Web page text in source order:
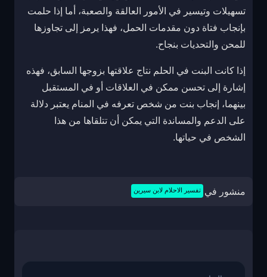
تسهيلات وتيسير في الأمور العالقة والصعبة، أما إذا حلمت
بإنجاب فتاة دون مقدمات الحمل، فهذا يرمز إلى تجاوزها
للمحن والتحديات بنجاح.
إذا كانت البنت في الحلم نتاج علاقتها بزوجها السابق، فهذه
إشارة إلى تحسن ممكن في العلاقات أو في المستقبل
بينهما، إنجاب بنت من شخص تعرفه في المنام يعتبر دلالة
على الدعم والمساندة التي يمكن أن تتلقاها من هذا
الشخص في حياتها.
منشور في تفسير الاحلام لابن سيرين